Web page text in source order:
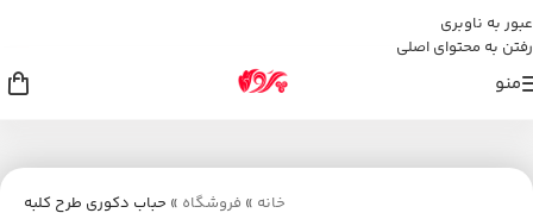
عبور به ناوبری
رفتن به محتوای اصلی
منو
خانه » فروشگاه » حباب دکوری طرح کلبه